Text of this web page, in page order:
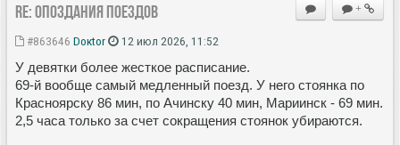
+
Re: Опоздания поездов
#863646 Doкtor 12 июл 2026, 11:52
У девятки более жесткое расписание.
69-й вообще самый медленный поезд. У него стоянка по
Красноярску 86 мин, по Ачинску 40 мин, Мариинск - 69 мин.
2,5 часа только за счет сокращения стоянок убираются.